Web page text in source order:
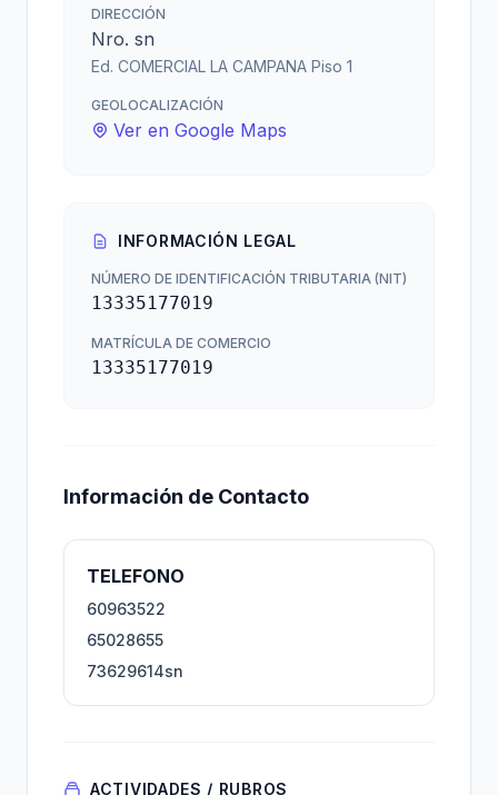
DIRECCIÓN
Nro. sn
Ed. COMERCIAL LA CAMPANA Piso 1
GEOLOCALIZACIÓN
Ver en Google Maps
INFORMACIÓN LEGAL
NÚMERO DE IDENTIFICACIÓN TRIBUTARIA (NIT)
13335177019
MATRÍCULA DE COMERCIO
13335177019
Información de Contacto
TELEFONO
60963522
65028655
73629614sn
ACTIVIDADES / RUBROS